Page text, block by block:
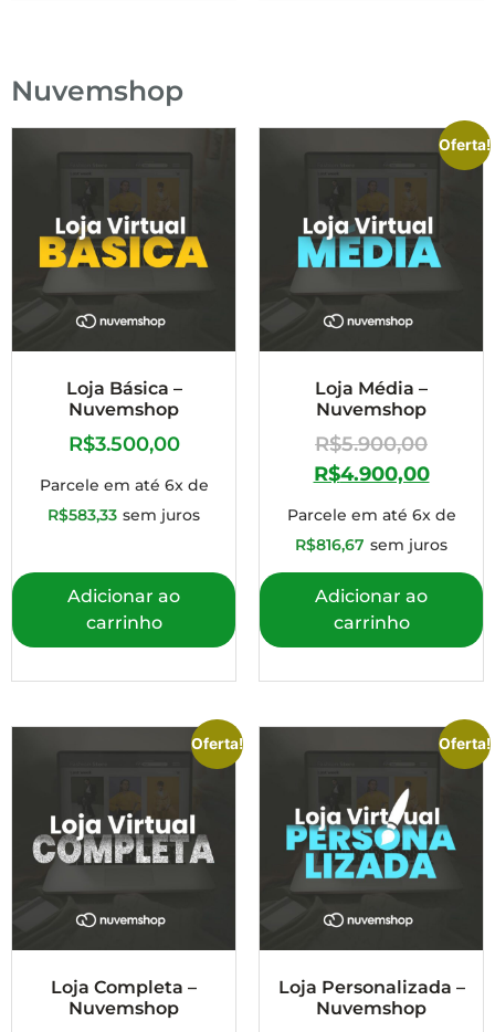
Nuvemshop
Loja Básica –
Nuvemshop
R$3.500,00
Parcele em até 6x de
R$583,33 sem juros
Adicionar ao
carrinho
Oferta!
Loja Média –
Nuvemshop
R$5.900,00
R$4.900,00
Parcele em até 6x de
R$816,67 sem juros
Adicionar ao
carrinho
Oferta!
Loja Completa –
Nuvemshop
Oferta!
Loja Personalizada –
Nuvemshop